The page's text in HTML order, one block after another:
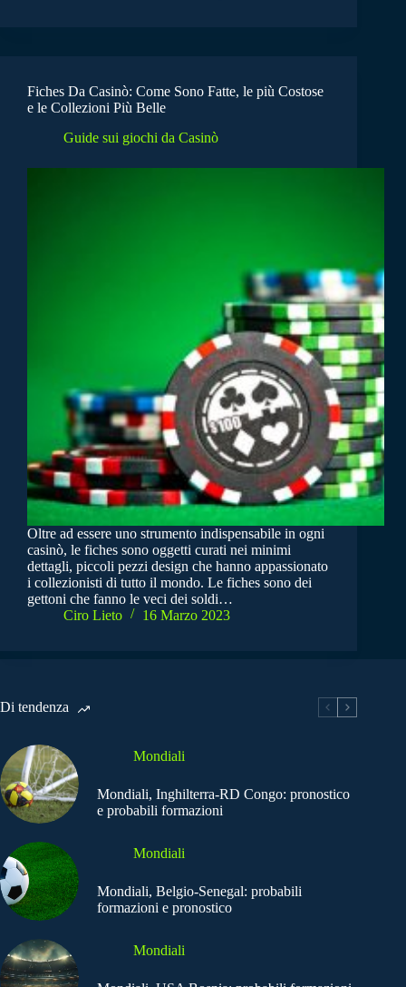
Fiches Da Casinò: Come Sono Fatte, le più Costose
e le Collezioni Più Belle
Guide sui giochi da Casinò
Oltre ad essere uno strumento indispensabile in ogni
casinò, le fiches sono oggetti curati nei minimi
dettagli, piccoli pezzi design che hanno appassionato
i collezionisti di tutto il mondo. Le fiches sono dei
gettoni che fanno le veci dei soldi…
Ciro Lieto
16 Marzo 2023
Di tendenza
Mondiali
Mondiali, Inghilterra-RD Congo: pronostico
e probabili formazioni
Mondiali
Mondiali, Belgio-Senegal: probabili
formazioni e pronostico
Mondiali